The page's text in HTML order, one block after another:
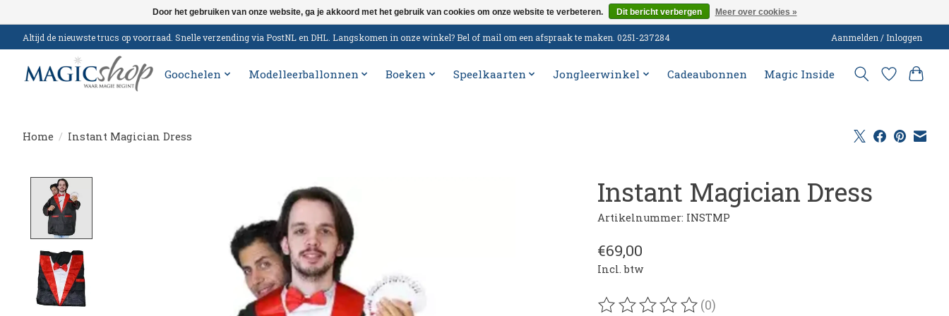
Altijd de nieuwste trucs op voorraad. Snelle verzending via PostNL en DHL. Langskomen in onze winkel? Bel of mail om een afspraak te maken. 0251-237284 Aanmelden / Inloggen
Goochelen Modelleerballonnen Boeken Speelkaarten Jongleerwinkel Cadeaubonnen Magic Inside
Home / Instant Magician Dress
Instant Magician Dress
Artikelnummer: INSTMP
€69,00
Incl. btw
(0)
Door het gebruiken van onze website, ga je akkoord met het gebruik van cookies om onze website te verbeteren. Dit bericht verbergen Meer over cookies »